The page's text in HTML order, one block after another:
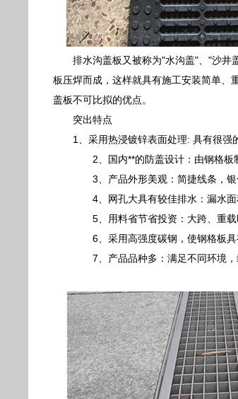
排水沟盖板又被称为"水沟盖"、"沙井
板压焊而成，这样就具有施工安装简单、
盖板不可比拟的优点。
突出特点
1、采用热浸镀锌表面处理: 具有很强
2、国内**的防盖设计：由钢格板
3、产品外形美观：简捷线条，银
4、网孔大具有较佳排水：漏水面
5、用料省节省投资：大跨、重载
6、采用高强度碳钢，使钢格板具
7、产品品种多：满足不同环境，